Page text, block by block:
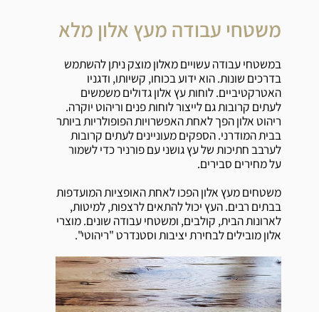
משטחי עבודה מעץ אלון מלא
במשטחי עבודה עשויים מאלון מוצק ניתן להשתמש
בדרכים שונות. הוא ידוע בכוחו, קשיותו, ודגניו
האטרקטיביים. לוחות עץ אלון גדולים משמשים
לעתים קרובות גם לייצור לוחות פנים וריהוט יוקרה.
ריהוט אלון הפך לאחת האפשרויות הפופולריות ביותר
בבית המודרני. הספקים מעוניינים לעתים קרובות
לערבב חתיכות של עץ גושני עם פורניר כדי לשמור
על מחירים סבירים.
משטחים מעץ אלון הפכו לאחת האופציות המועדפות
בבתים רבים. העץ יכול להתאים לרצפות, למיטות,
לארונות הבית, קולבים, ומשטחי עבודה שונים. מוצרי
אלון מובילים לבחירת יציבות וסטנדרט "ריהוטי".